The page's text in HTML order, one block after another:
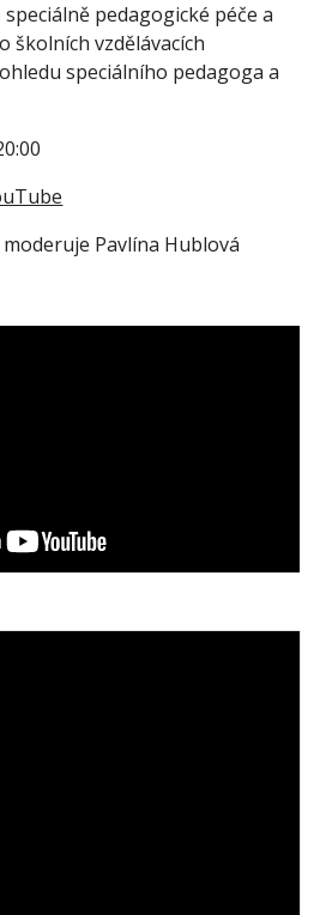
pedagogické péče a
školních vzdělávacích
speciálního pedagoga a
moderuje Pavlína Hublová